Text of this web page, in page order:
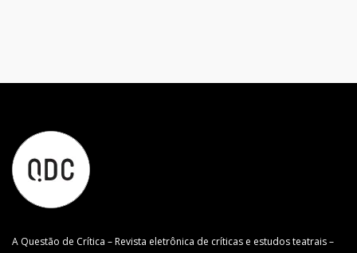
A Questão de Crítica – Revista eletrônica de críticas e estudos teatrais –